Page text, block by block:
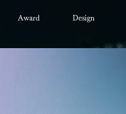
Award Design